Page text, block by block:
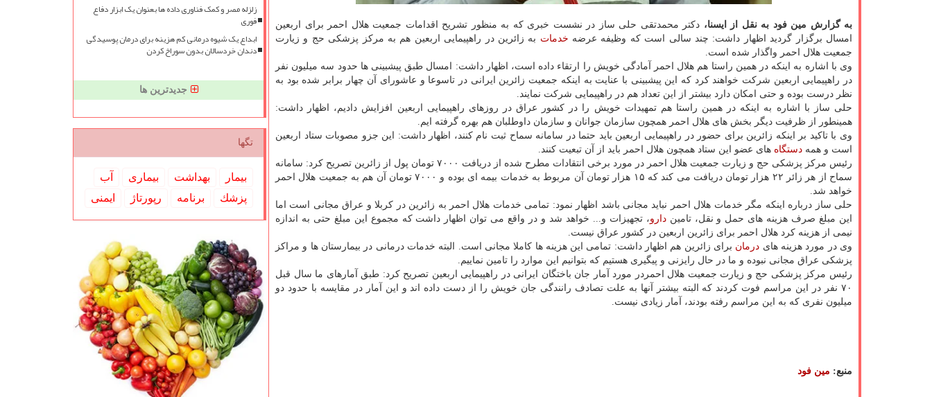
به گزارش مین فود به نقل از ایسنا، دكتر محمدتقی حلی ساز در نشست خبری كه به منظور تشریح اقدامات جمعیت هلال احمر برای اربعین
امسال برگزار گردید اظهار داشت: چند سالی است كه وظیفه عرضه خدمات به زائرین در راهپیمایی اربعین هم به مركز پزشكی حج و زیارت
جمعیت هلال احمر واگذار شده است.
وی با اشاره به اینكه در همین راستا هم هلال احمر آمادگی خویش را ارتقاء داده است، اظهار داشت: امسال طبق پیشبینی ها حدود سه میلیون نفر
در راهپیمایی اربعین شركت خواهند كرد كه این پیشبینی با عنایت به اینكه جمعیت زائرین ایرانی در تاسوعا و عاشورای آن چهار برابر شده بود به
نظر درست بوده و حتی امكان دارد بیشتر از این تعداد هم در راهپیمایی شركت نمایند.
حلی ساز با اشاره به اینكه در همین راستا هم تمهیدات خویش را در كشور عراق در روزهای راهپیمایی اربعین افزایش دادیم، اظهار داشت:
همینطور از ظرفیت دیگر بخش های هلال احمر همچون سازمان جوانان و سازمان داوطلبان هم بهره گرفته ایم.
وی با تاكید بر اینكه زائرین برای حضور در راهپیمایی اربعین باید حتما در سامانه سماح ثبت نام كنند، اظهار داشت: این جزو مصوبات ستاد اربعین
است و همه دستگاه های عضو این ستاد همچون هلال احمر باید از آن تبعیت كنند.
رئیس مركز پزشكی حج و زیارت جمعیت هلال احمر در مورد برخی انتقادات مطرح شده از دریافت ۷۰۰۰ تومان پول از زائرین تصریح كرد: سامانه
سماح از هر زائر ۲۲ هزار تومان دریافت می كند كه ۱۵ هزار تومان آن مربوط به خدمات بیمه ای بوده و ۷۰۰۰ تومان آن هم به جمعیت هلال احمر
خواهد شد.
حلی ساز درباره اینكه مگر خدمات هلال احمر نباید مجانی باشد اظهار نمود: تمامی خدمات هلال احمر به زائرین در كربلا و عراق مجانی است اما
این مبلغ صرف هزینه های حمل و نقل، تامیندارو، تجهیزات و... خواهد شد و در واقع می توان اظهار داشت كه مجموع این مبلغ حتی به اندازه
نیمی از هزینه كرد هلال احمر برای زائرین اربعین در كشور عراق نیست.
وی در مورد هزینه های درمان برای زائرین هم اظهار داشت: تمامی این هزینه ها كاملا مجانی است. البته خدمات درمانی در بیمارستان ها و مراكز
پزشكی عراق مجانی نبوده و ما در حال رایزنی و پیگیری هستیم كه بتوانیم این موارد را تامین نماییم.
رئیس مركز پزشكی حج و زیارت جمعیت هلال احمردر مورد آمار جان باختگان ایرانی در راهپیمایی اربعین تصریح كرد: طبق آمارهای ما سال قبل
۷۰ نفر در این مراسم فوت كردند كه البته بیشتر آنها به علت تصادف رانندگی جان خویش را از دست داده اند و این آمار در مقایسه با حدود دو
میلیون نفری كه به این مراسم رفته بودند، آمار زیادی نیست.
منبع: مین فود
زلزله مصر و کمک فناوری داده ها بعنوان یک ابزار دفاع
فوری
ابداع یک شیوه درمانی کم هزینه برای درمان پوسیدگی
دندان خردسالان بدون سوراخ کردن
جدیدترین ها
تگها
بیمار بهداشت بیماری
آب
پزشك
برنامه رپورتاژ ایمنی